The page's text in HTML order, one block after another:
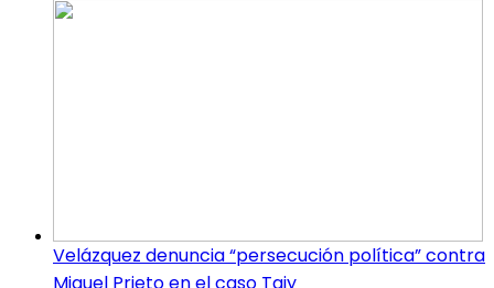
Velázquez denuncia “persecución política” contra